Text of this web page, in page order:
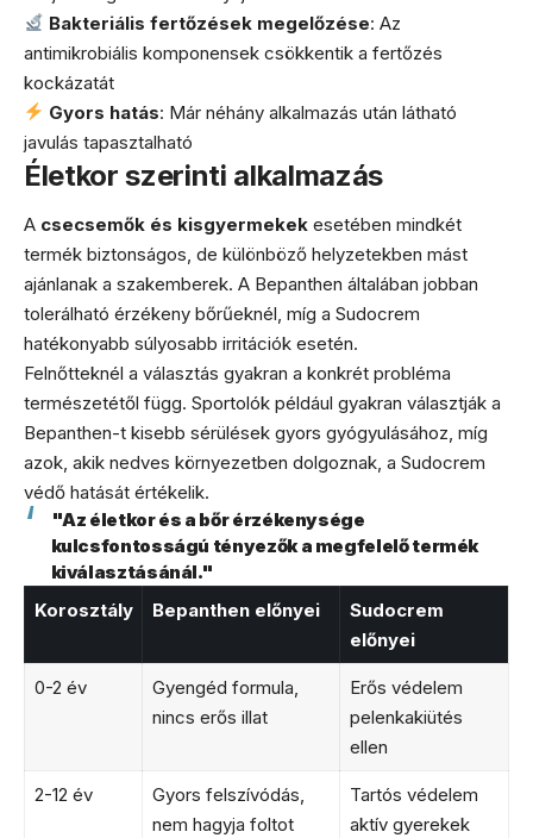
Bakteriális fertőzések megelőzése: Az
antimikrobiális komponensek csökkentik a fertőzés
kockázatát
Gyors hatás: Már néhány alkalmazás után látható
javulás tapasztalható
Életkor szerinti alkalmazás
A csecsemők és kisgyermekek esetében mindkét
termék biztonságos, de különböző helyzetekben mást
ajánlanak a szakemberek. A Bepanthen általában jobban
tolerálható érzékeny bőrűeknél, míg a Sudocrem
hatékonyabb súlyosabb irritációk esetén.
Felnőtteknél a választás gyakran a konkrét probléma
természetétől függ. Sportolók például gyakran választják a
Bepanthen-t kisebb sérülések gyors gyógyulásához, míg
azok, akik nedves környezetben dolgoznak, a Sudocrem
védő hatását értékelik.
"Az életkor és a bőr érzékenysége
kulcsfontosságú tényezők a megfelelő termék
kiválasztásánál."
Korosztály
Bepanthen előnyei
Sudocrem
előnyei
0-2 év
Gyengéd formula,
nincs erős illat
Erős védelem
pelenkakiütés
ellen
2-12 év
Gyors felszívódás,
nem hagyja foltot
Tartós védelem
aktív gyerekek